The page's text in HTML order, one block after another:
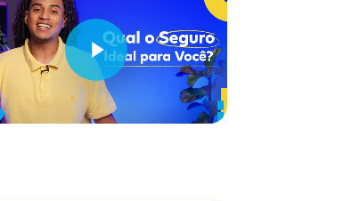
Reproduzir Vídeo